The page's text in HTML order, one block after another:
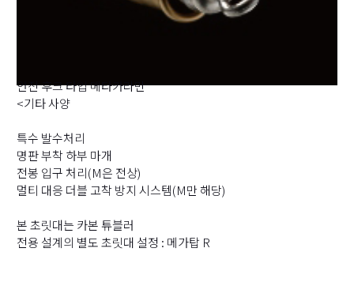
안전 후크 타입 메타카라만
<기타 사양
특수 발수처리
명판 부착 하부 마개
전봉 입구 처리(M은 전상)
멀티 대응 더블 고착 방지 시스템(M만 해당)
본 초릿대는 카본 튜블러
전용 설계의 별도 초릿대 설정 : 메가탑 R